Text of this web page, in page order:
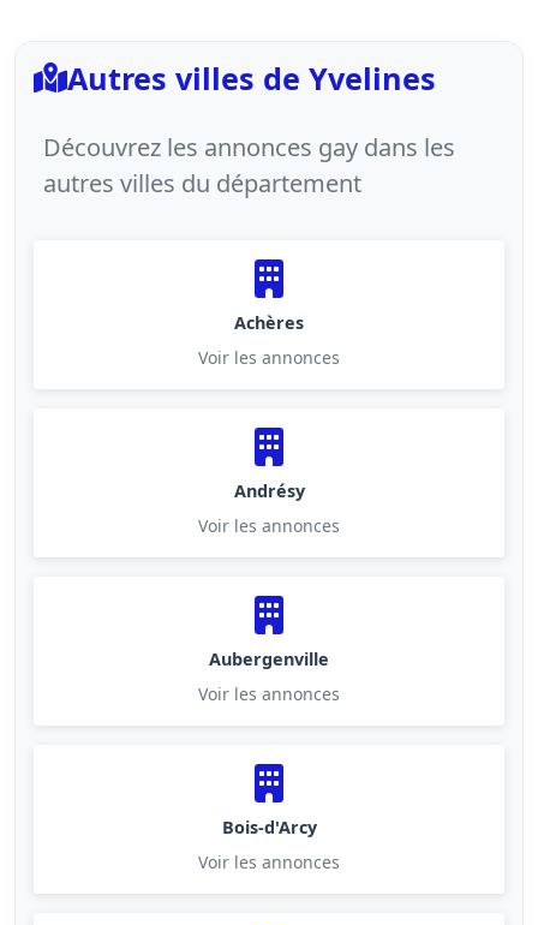
Autres villes de Yvelines
Découvrez les annonces gay dans les
autres villes du département
Achères
Voir les annonces
Andrésy
Voir les annonces
Aubergenville
Voir les annonces
Bois-d'Arcy
Voir les annonces